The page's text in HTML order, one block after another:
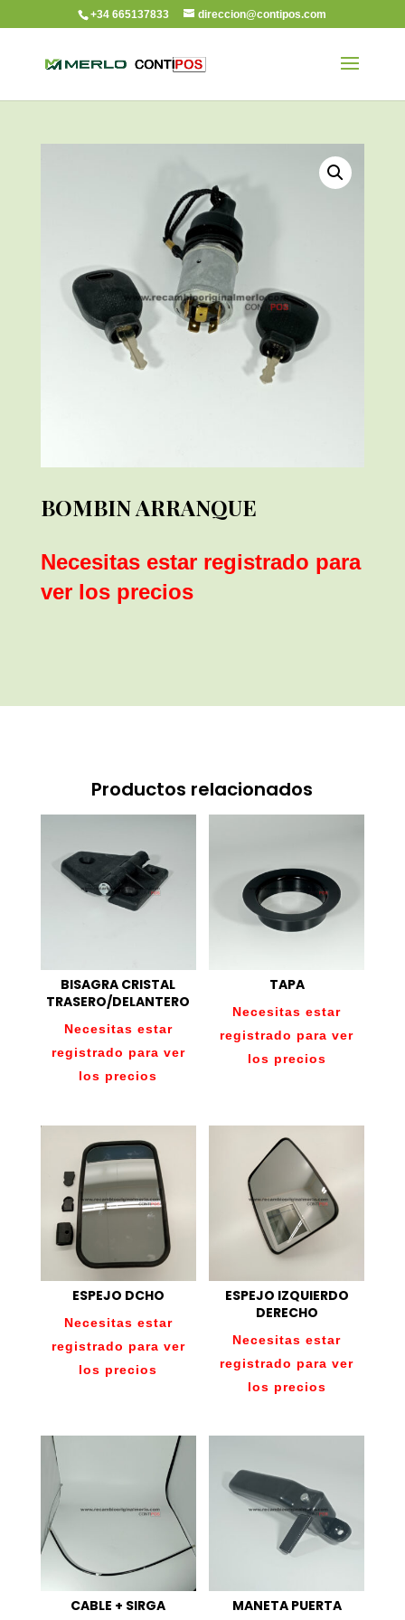
+34 665137833 direccion@contipos.com
BOMBIN ARRANQUE
Necesitas estar registrado para
ver los precios
Productos relacionados
BISAGRA CRISTAL
TRASERO/DELANTERO
Necesitas estar
registrado para ver
los precios
TAPA
Necesitas estar
registrado para ver
los precios
ESPEJO DCHO
Necesitas estar
registrado para ver
los precios
ESPEJO IZQUIERDO
DERECHO
Necesitas estar
registrado para ver
los precios
CABLE + SIRGA MANETA PUERTA